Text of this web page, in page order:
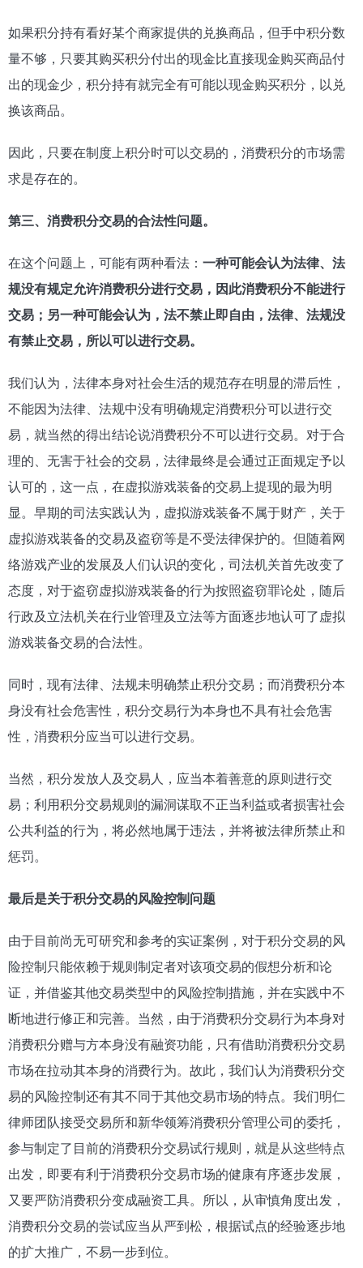
如果积分持有看好某个商家提供的兑换商品，但手中积分数
量不够，只要其购买积分付出的现金比直接现金购买商品付
出的现金少，积分持有就完全有可能以现金购买积分，以兑
换该商品。
因此，只要在制度上积分时可以交易的，消费积分的市场需
求是存在的。
第三、消费积分交易的合法性问题。
在这个问题上，可能有两种看法： 一种可能会认为法律、法
规没有规定允许消费积分进行交易，因此消费积分不能进行
交易；另一种可能会认为，法不禁止即自由，法律、法规没
有禁止交易，所以可以进行交易。
我们认为，法律本身对社会生活的规范存在明显的滞后性，
不能因为法律、法规中没有明确规定消费积分可以进行交
易，就当然的得出结论说消费积分不可以进行交易。对于合
理的、无害于社会的交易，法律最终是会通过正面规定予以
认可的，这一点，在虚拟游戏装备的交易上提现的最为明
显。早期的司法实践认为，虚拟游戏装备不属于财产，关于
虚拟游戏装备的交易及盗窃等是不受法律保护的。但随着网
络游戏产业的发展及人们认识的变化，司法机关首先改变了
态度，对于盗窃虚拟游戏装备的行为按照盗窃罪论处，随后
行政及立法机关在行业管理及立法等方面逐步地认可了虚拟
游戏装备交易的合法性。
同时，现有法律、法规未明确禁止积分交易；而消费积分本
身没有社会危害性，积分交易行为本身也不具有社会危害
性，消费积分应当可以进行交易。
当然，积分发放人及交易人，应当本着善意的原则进行交
易；利用积分交易规则的漏洞谋取不正当利益或者损害社会
公共利益的行为，将必然地属于违法，并将被法律所禁止和
惩罚。
最后是关于积分交易的风险控制问题
由于目前尚无可研究和参考的实证案例，对于积分交易的风
险控制只能依赖于规则制定者对该项交易的假想分析和论
证，并借鉴其他交易类型中的风险控制措施，并在实践中不
断地进行修正和完善。当然，由于消费积分交易行为本身对
消费积分赠与方本身没有融资功能，只有借助消费积分交易
市场在拉动其本身的消费行为。故此，我们认为消费积分交
易的风险控制还有其不同于其他交易市场的特点。我们明仁
律师团队接受交易所和新华领筹消费积分管理公司的委托，
参与制定了目前的消费积分交易试行规则，就是从这些特点
出发，即要有利于消费积分交易市场的健康有序逐步发展，
又要严防消费积分变成融资工具。所以，从审慎角度出发，
消费积分交易的尝试应当从严到松，根据试点的经验逐步地
的扩大推广，不易一步到位。